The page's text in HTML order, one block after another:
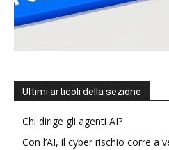
Ultimi articoli della sezione
Chi dirige gli agenti AI?
Con l’AI, il cyber rischio corre a